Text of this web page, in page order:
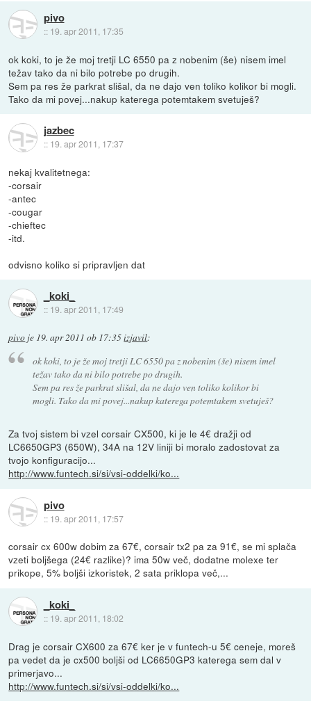
pivo
:: 19. apr 2011, 17:35
ok koki, to je že moj tretji LC 6550 pa z nobenim (še) nisem imel
težav tako da ni bilo potrebe po drugih.
Sem pa res že parkrat slišal, da ne dajo ven toliko kolikor bi mogli.
Tako da mi povej...nakup katerega potemtakem svetuješ?
jazbec
:: 19. apr 2011, 17:37
nekaj kvalitetnega:
-corsair
-antec
-cougar
-chieftec
-itd.
odvisno koliko si pripravljen dat
_koki_
:: 19. apr 2011, 17:49
pivo je 19. apr 2011 ob 17:35izjavil:
ok koki, to je že moj tretji LC 6550 pa z nobenim (še) nisem imel
težav tako da ni bilo potrebe po drugih.
Sem pa res že parkrat slišal, da ne dajo ven toliko kolikor bi
mogli. Tako da mi povej...nakup katerega potemtakem svetuješ?
Za tvoj sistem bi vzel corsair CX500, ki je le 4€ dražji od
LC6650GP3 (650W), 34A na 12V liniji bi moralo zadostovat za
tvojo konfiguracijo...
http://www.funtech.si/si/vsi-oddelki/ko...
pivo
:: 19. apr 2011, 17:57
corsair cx 600w dobim za 67€, corsair tx2 pa za 91€, se mi splača
vzeti boljšega (24€ razlike)? ima 50w več, dodatne molexe ter
prikope, 5% boljši izkoristek, 2 sata priklopa več,...
_koki_
:: 19. apr 2011, 18:02
Drag je corsair CX600 za 67€ ker je v funtech-u 5€ ceneje, moreš
pa vedet da je cx500 boljši od LC6650GP3 katerega sem dal v
primerjavo...
http://www.funtech.si/si/vsi-oddelki/ko...